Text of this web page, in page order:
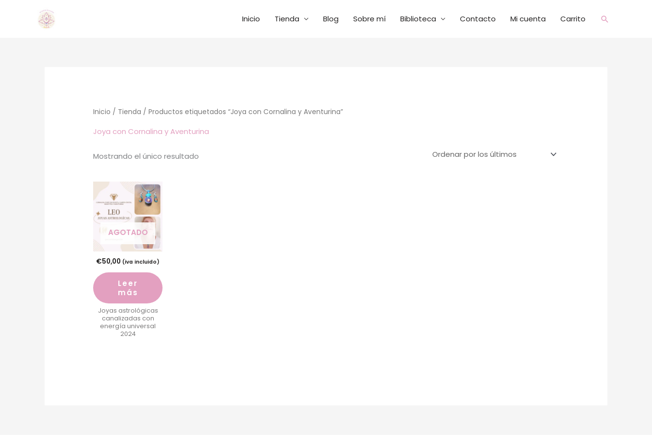
Inicio Tienda Blog Sobre mí Biblioteca Contacto Mi cuenta Carrito Buscar
Inicio / Tienda / Productos etiquetados “Joya con Cornalina y Aventurina”
Joya con Cornalina y Aventurina
Mostrando el único resultado
AGOTADO
€50,00 (iva incluido)
Leer
más
Joyas astrológicas
canalizadas con
energía universal
2024